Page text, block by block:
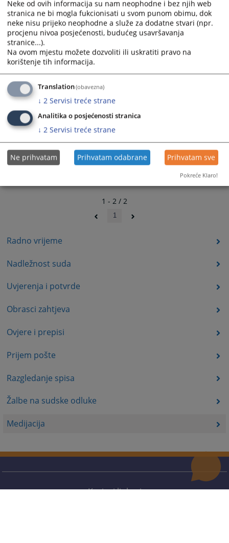
Radno vrijeme
Nadležnost suda
Uvjerenja i potvrde
Obrasci zahtjeva
Ovjere i prepisi
Prijem pošte
Razgledanje spisa
Žalbe na sudske odluke
Medijacija
for
changing
dates.
for
changing
dates.
1 - 2 / 2
1
Korisni linkovi
Neke od ovih informacija su nam neophodne i bez njih web
stranica ne bi mogla fukcionisati u svom punom obimu, dok
neke nisu prijeko neophodne a služe za dodatne stvari (npr.
procjenu nivoa posjećenosti, budućeg usavršavanja
stranice...).
Na ovom mjestu možete dozvoliti ili uskratiti pravo na
korištenje tih informacija.
Translation(obavezna)
↓ 2 Servisi treće strane
Analitika o posjećenosti stranica
↓ 2 Servisi treće strane
Ne prihvatam Prihvatam odabrane Prihvatam sve
Pokreće Klaro!